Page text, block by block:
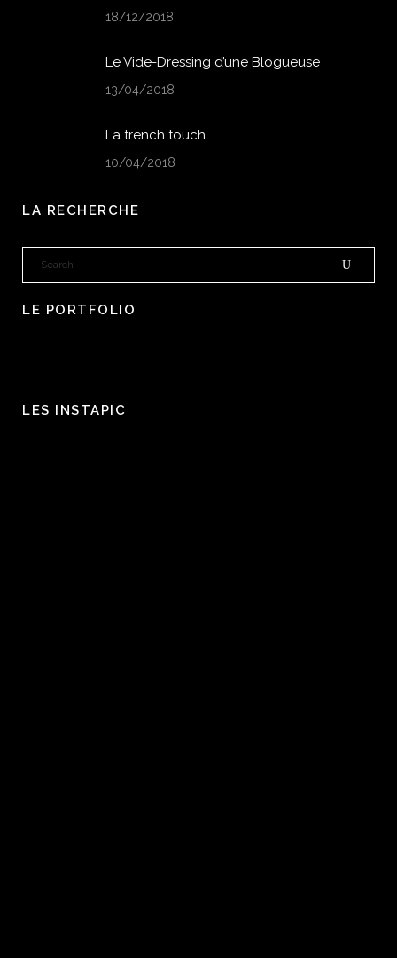
18/12/2018
Le Vide-Dressing d’une Blogueuse
13/04/2018
La trench touch
10/04/2018
LA RECHERCHE
LE PORTFOLIO
LES INSTAPIC